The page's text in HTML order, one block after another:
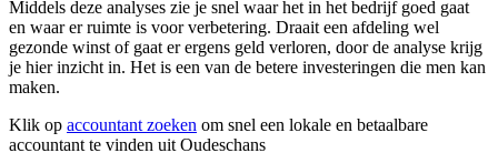
Middels deze analyses zie je snel waar het in het bedrijf goed gaat
en waar er ruimte is voor verbetering. Draait een afdeling wel
gezonde winst of gaat er ergens geld verloren, door de analyse krijg
je hier inzicht in. Het is een van de betere investeringen die men kan
maken.
Klik op accountant zoeken om snel een lokale en betaalbare
accountant te vinden uit Oudeschans